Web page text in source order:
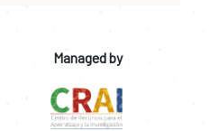
Managed by